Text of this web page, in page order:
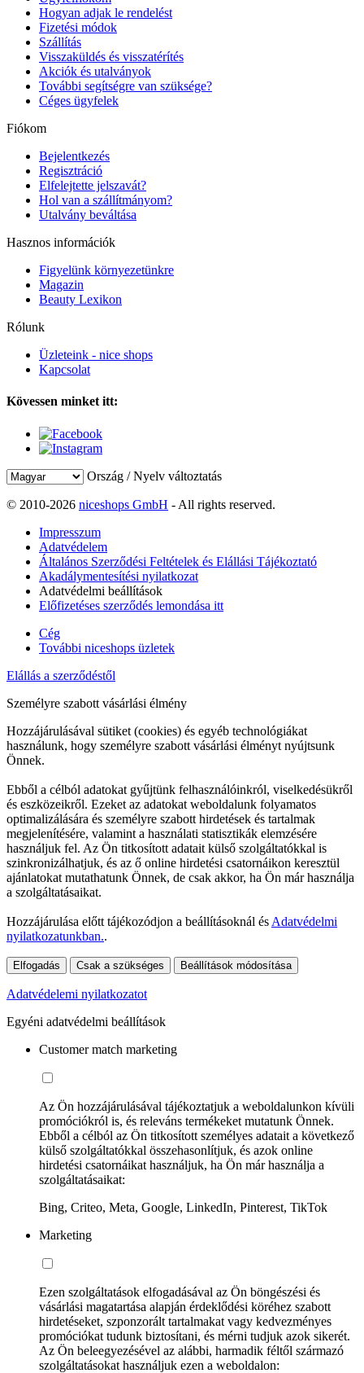
Hogyan adjak le rendelést
Fizetési módok
Szállítás
Visszaküldés és visszatérítés
Akciók és utalványok
További segítségre van szüksége?
Céges ügyfelek
Fiókom
Bejelentkezés
Regisztráció
Elfelejtette jelszavát?
Hol van a szállítmányom?
Utalvány beváltása
Hasznos információk
Figyelünk környezetünkre
Magazin
Beauty Lexikon
Rólunk
Üzleteink - nice shops
Kapcsolat
Kövessen minket itt:
Ország / Nyelv változtatás
© 2010-2026 niceshops GmbH - All rights reserved.
Impresszum
Adatvédelem
Általános Szerződési Feltételek és Elállási Tájékoztató
Akadálymentesítési nyilatkozat
Adatvédelmi beállítások
Előfizetéses szerződés lemondása itt
Cég
További niceshops üzletek
Elállás a szerződéstől
Személyre szabott vásárlási élmény
Hozzájárulásával sütiket (cookies) és egyéb technológiákat
használunk, hogy személyre szabott vásárlási élményt nyújtsunk
Önnek.
Ebből a célból adatokat gyűjtünk felhasználóinkról, viselkedésükről
és eszközeikről. Ezeket az adatokat weboldalunk folyamatos
optimalizálására és személyre szabott hirdetések és tartalmak
megjelenítésére, valamint a használati statisztikák elemzésére
használjuk fel. Az Ön titkosított adatait külső szolgáltatókkal is
szinkronizálhatjuk, és az ő online hirdetési csatornáikon keresztül
ajánlatokat mutathatunk Önnek, de csak akkor, ha Ön már használja
a szolgáltatásaikat.
Hozzájárulása előtt tájékozódjon a beállításoknál és Adatvédelmi
nyilatkozatunkban..
Elfogadás Csak a szükséges Beállítások módosítása
Adatvédelemi nyilatkozatot
Egyéni adatvédelmi beállítások
Customer match marketing
Az Ön hozzájárulásával tájékoztatjuk a weboldalunkon kívüli
promóciókról is, és releváns termékeket mutatunk Önnek.
Ebből a célból az Ön titkosított személyes adatait a következő
külső szolgáltatókkal összehasonlítjuk, és azok online
hirdetési csatornáikat használjuk, ha Ön már használja a
szolgáltatásaikat:
Bing, Criteo, Meta, Google, LinkedIn, Pinterest, TikTok
Marketing
Ezen szolgáltatások elfogadásával az Ön böngészési és
vásárlási magatartása alapján érdeklődési köréhez szabott
hirdetéseket, szponzorált tartalmakat vagy kedvezményes
promóciókat tudunk biztosítani, és mérni tudjuk azok sikerét.
Az Ön beleegyezésével az alábbi, harmadik féltől származó
szolgáltatásokat használjuk ezen a weboldalon: